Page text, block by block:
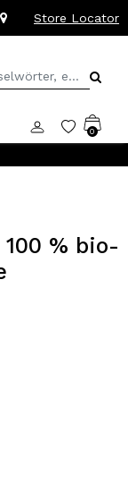
Store Locator
0
% bio-